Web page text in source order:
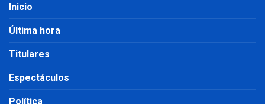
Inicio
Última hora
Titulares
Espectáculos
Política